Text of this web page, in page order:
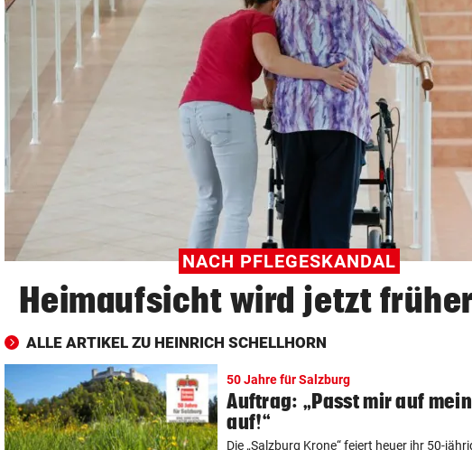
© Krone Multimedia GmbH & Co KG 2026
Muthgasse 2, 1190 Wien
NACH PFLEGESKANDAL
Heimaufsicht wird jetzt
ALLE ARTIKEL ZU HEINRICH SCHELLHORN
50 Jahre für Salzburg
Auftrag: „Passt mir auf
auf!“
Die „Salzburg Krone“ feiert heuer ihr 50-